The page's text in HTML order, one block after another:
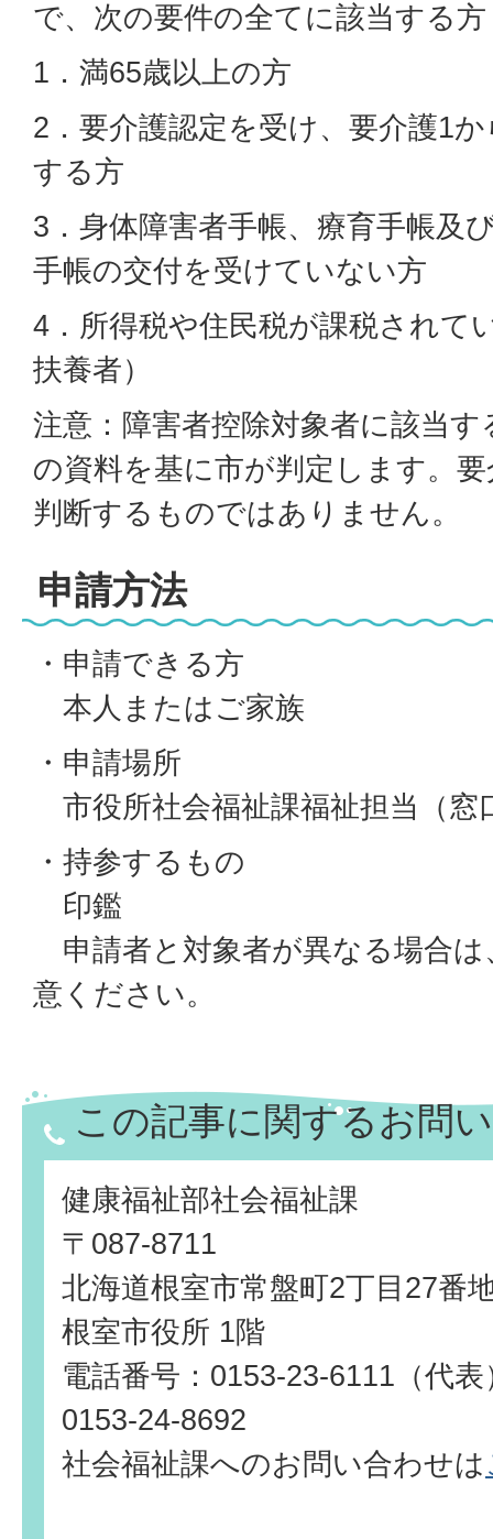
で、次の要件の全てに該当する方
1．満65歳以上の方
2．要介護認定を受け、要介護1
する方
3．身体障害者手帳、療育手帳及
手帳の交付を受けていない方
4．所得税や住民税が課税されて
扶養者）
注意：障害者控除対象者に該当
の資料を基に市が判定します。
判断するものではありません。
申請方法
・申請できる方
本人またはご家族
・申請場所
市役所社会福祉課福祉担当（窓
・持参するもの
印鑑
申請者と対象者が異なる場合は
意ください。
この記事に関するお問
健康福祉部社会福祉課
〒087-8711
北海道根室市常盤町2丁目27番
根室市役所 1階
電話番号：0153-23-6111（代
0153-24-8692
社会福祉課へのお問い合わせは